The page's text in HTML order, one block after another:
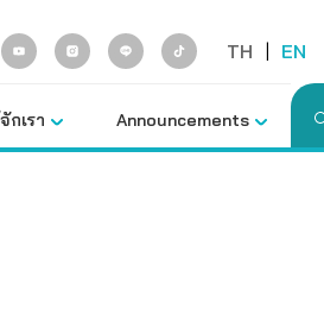
TH | EN
กเรา Announcements